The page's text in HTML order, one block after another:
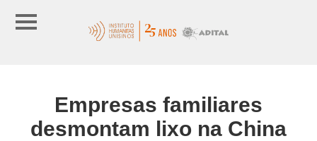
Empresas familiares
desmontam lixo na China